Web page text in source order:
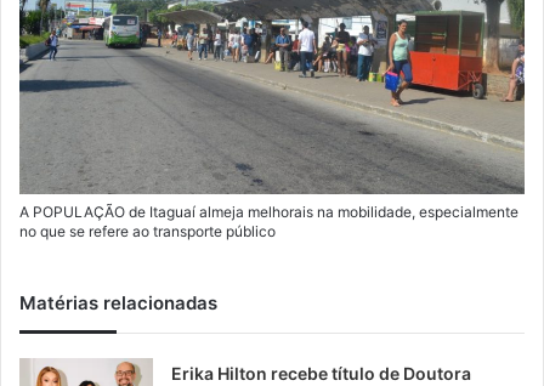
A POPULAÇÃO de Itaguaí almeja melhorais na mobilidade, especialmente
no que se refere ao transporte público
Matérias relacionadas
Erika Hilton recebe título de Doutora